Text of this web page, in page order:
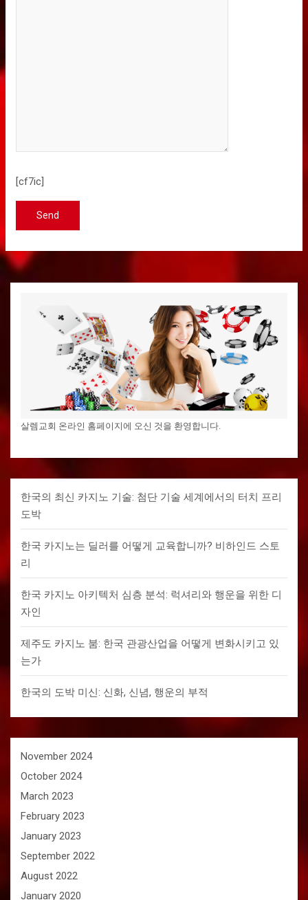
[cf7ic]
살렘교회 온라인 홈페이지에 오신 것을 환영합니다.
한국의 최신 카지노 기술: 첨단 기술 세계에서의 터치 프리
도박
한국 카지노는 딜러를 어떻게 교육합니까? 비하인드 스토
리
한국 카지노 아키텍처 심층 분석: 럭셔리와 행운을 위한 디
자인
제주도 카지노 붐: 한국 관광산업을 어떻게 변화시키고 있
는가
한국의 도박 미신: 신화, 신념, 행운의 부적
November 2024
October 2024
March 2023
February 2023
January 2023
September 2022
August 2022
January 2020